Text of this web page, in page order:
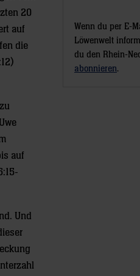
20
auf
die
auf
Und
Wenn du per E-
Löwenwelt
du den Rhein-
abonnieren.